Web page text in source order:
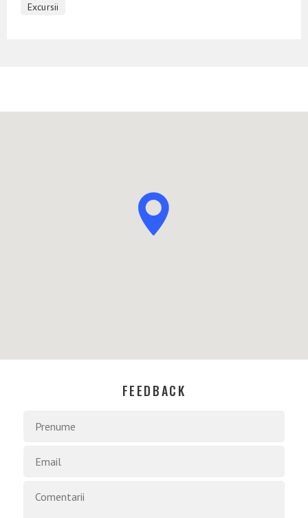
Excursii
FEEDBACK